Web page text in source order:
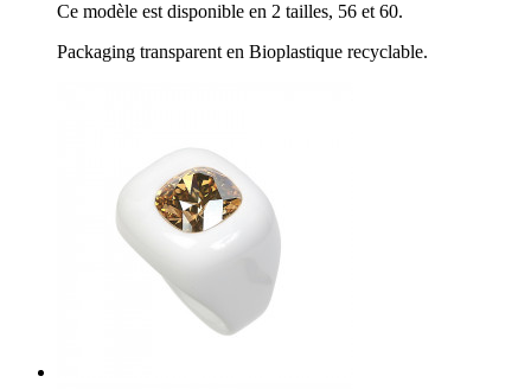
Ce modèle est disponible en 2 tailles, 56 et 60.
Packaging transparent en Bioplastique recyclable.